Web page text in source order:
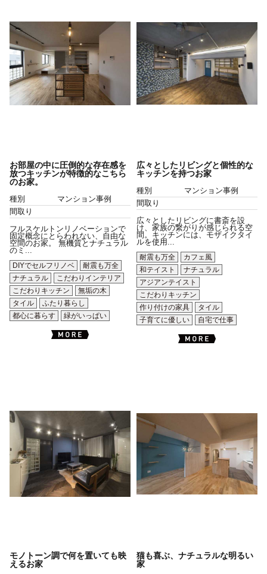
お部屋の中に圧倒的な存在感を
放つキッチンが特徴的なこちら
のお家。
種別
マンション事例
間取り
フルスケルトンリノベーションで
固定概念にとらわれない、自由な
空間のお家。 無機質とナチュラル
のミ...
DIYでセルフリノベ
耐震も万全
ナチュラル
こだわりインテリア
こだわりキッチン
無垢の木
タイル
ふたり暮らし
都心に暮らす
緑がいっぱい
広々としたリビングと個性的な
キッチンを持つお家
種別
マンション事例
間取り
広々としたリビングに書斎を設
け、家族の繋がりが感じられる空
間。キッチンには、モザイクタイ
ルを使用...
耐震も万全
カフェ風
和テイスト
ナチュラル
アジアンテイスト
こだわりキッチン
作り付けの家具
タイル
子育てに優しい
自宅で仕事
モノトーン調で何を置いても映
えるお家
猫も喜ぶ、ナチュラルな明るい
家